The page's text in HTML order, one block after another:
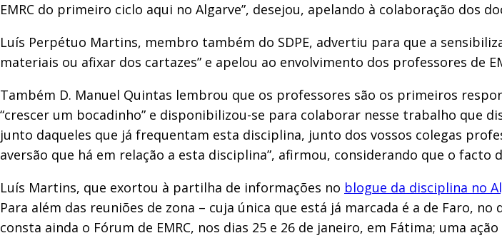
EMRC do primeiro ciclo aqui no Algarve”, desejou, apelando à colaboração dos
Luís Perpétuo Martins, membro também do SDPE, advertiu para que a
materiais ou afixar dos cartazes” e apelou ao envolvimento dos professores de
Também D. Manuel Quintas lembrou que os professores são os primeiros
“crescer um bocadinho” e disponibilizou-se para colaborar nesse trabalho que
junto daqueles que já frequentam esta disciplina, junto dos vossos colegas
aversão que há em relação a esta disciplina”, afirmou, considerando que o facto
Luís Martins, que exortou à partilha de informações no blogue da disciplina no
Para além das reuniões de zona – cuja única que está já marcada é a de Faro,
consta ainda o Fórum de EMRC, nos dias 25 e 26 de janeiro, em Fátima; uma